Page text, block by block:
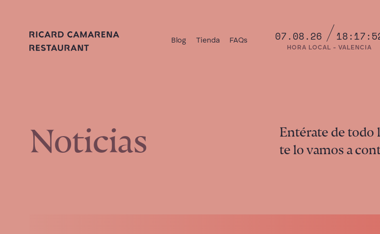
Blog Tienda FAQs 07.08.26
HORA LOCAL - VALENCIA
Noticias Entérate de todo
te lo vamos a